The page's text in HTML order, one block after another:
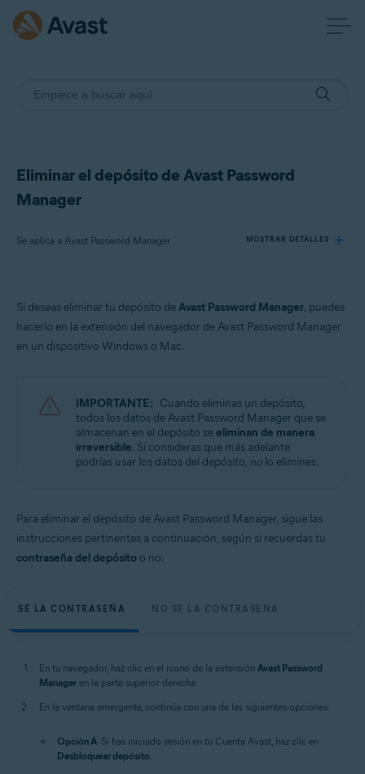
Eliminar el depósito de Avast Password
Manager
Se aplica a Avast Password Manager MOSTRAR DETALLES
Productos:
Avast Password Manager
Si deseas eliminar tu depósito deAvast Password Manager, puedes
hacerlo en la extensión del navegador de Avast Password Manager
en un dispositivo Windows o Mac.
IMPORTANTE: Cuando eliminas un depósito,
todos los datos de Avast Password Manager que se
almacenan en el depósito seeliminan de manera
irreversible. Si consideras que más adelante
podrías usar los datos del depósito, no lo elimines.
Para eliminar el depósito de Avast Password Manager, sigue las
instrucciones pertinentes a continuación, según si recuerdas tu
contraseña del depósito o no:
SÉ LA CONTRASEÑA NO SÉ LA CONTRASEÑA
En tu navegador, haz clic en el icono de la extensión Avast Password
Manager en la parte superior derecha.
En la ventana emergente, continúa con una de las siguientes opciones:
Opción A: Si has iniciado sesión en tu Cuenta Avast, haz clic en
Desbloquear depósito.